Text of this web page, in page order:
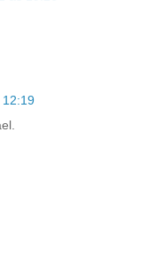
12:19